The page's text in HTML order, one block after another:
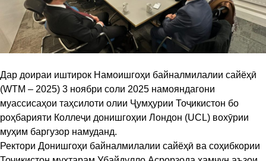
Дар доираи иштирок Намоишгоҳи байналмилалии сайёҳӣ
(WTM – 2025) 3 ноябри соли 2025 намояндагони
муассисаҳои таҳсилоти олии Ҷумҳурии Тоҷикистон бо
роҳбарияти Коллеҷи донишгоҳии Лондон (UCL) вохӯрии
муҳим баргузор намуданд.
Ректори Донишгоҳи байналмилалии сайёҳӣ ва соҳибкории